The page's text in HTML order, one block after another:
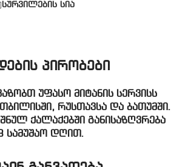
სურვილების სია
პირობები
უფასო მიტანის სერვისს
რუსთავსა და ბათუმში.
ქალაქებში განისაზღვრება
სამუშაო დღით.